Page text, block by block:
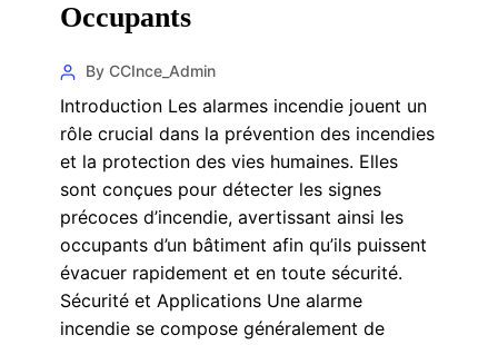
Occupants
By CCInce_Admin
Introduction Les alarmes incendie jouent un
rôle crucial dans la prévention des incendies
et la protection des vies humaines. Elles
sont conçues pour détecter les signes
précoces d’incendie, avertissant ainsi les
occupants d’un bâtiment afin qu’ils puissent
évacuer rapidement et en toute sécurité.
Sécurité et Applications Une alarme
incendie se compose généralement de